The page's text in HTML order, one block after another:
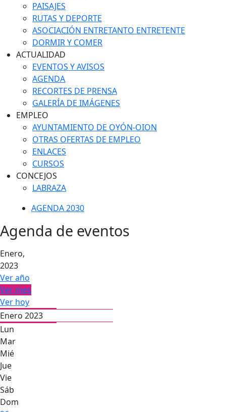
PAISAJES
RUTAS Y DEPORTE
ASOCIACIÓN ENTRETANTO ENTRETENTE
DORMIR Y COMER
ACTUALIDAD
EVENTOS Y AVISOS
AGENDA
RECORTES DE PRENSA
GALERÍA DE IMÁGENES
EMPLEO
AYUNTAMIENTO DE OYÓN-OION
OTRAS OFERTAS DE EMPLEO
ENLACES
CURSOS
CONCEJOS
LABRAZA
AGENDA 2030
Agenda de eventos
Enero,
2023
Ver año
Ver mes
Ver hoy
Enero 2023
Lun
Mar
Mié
Jue
Vie
Sáb
Dom